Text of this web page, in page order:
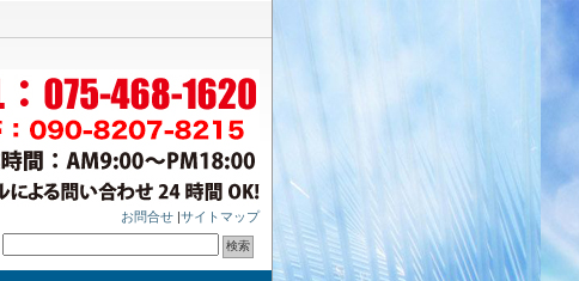
お問合せ |サイトマップ